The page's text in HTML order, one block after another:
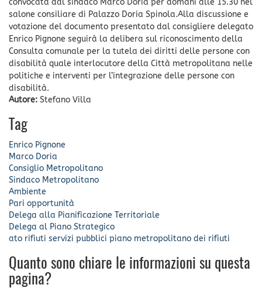
salone consiliare di Palazzo Doria Spinola.Alla discussione e
votazione del documento presentato dal consigliere delegato
Enrico Pignone seguirà la delibera sul riconoscimento della
Consulta comunale per la tutela dei diritti delle persone con
disabilità quale interlocutore della Città metropolitana nelle
politiche e interventi per l’integrazione delle persone con
disabilità.
Autore: Stefano Villa
Tag
Enrico Pignone
Marco Doria
Consiglio Metropolitano
Sindaco Metropolitano
Ambiente
Pari opportunità
Delega alla Pianificazione Territoriale
Delega al Piano Strategico
ato rifiuti servizi pubblici piano metropolitano dei rifiuti
Quanto sono chiare le informazioni su questa
pagina?